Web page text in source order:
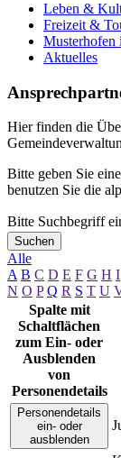
Leben &
Freizeit &
Musterhofen
Aktuelles
Hier finden die
Bitte geben Sie
benutzen Sie die
Bitte Suchbegriff
Suchen
Alle
A B C D E F G H I
N O P Q R S T U
Spalte mit
Schaltflächen
zum Ein- oder
Ausblenden
von
Personendetails
Personendetails
ein- oder
ausblenden